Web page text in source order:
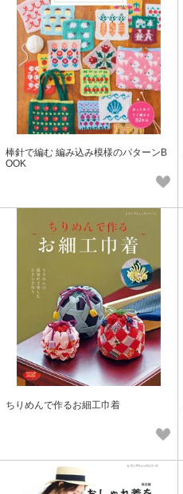
棒針で編む 編み込み模様のパターンB
OOK
ちりめんで作るお細工巾着